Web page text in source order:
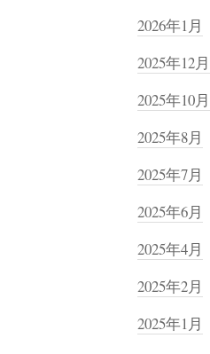
2026年1月
2025年12月
2025年10月
2025年8月
2025年7月
2025年6月
2025年4月
2025年2月
2025年1月